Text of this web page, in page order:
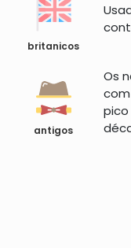
britanicos
antigos
Os